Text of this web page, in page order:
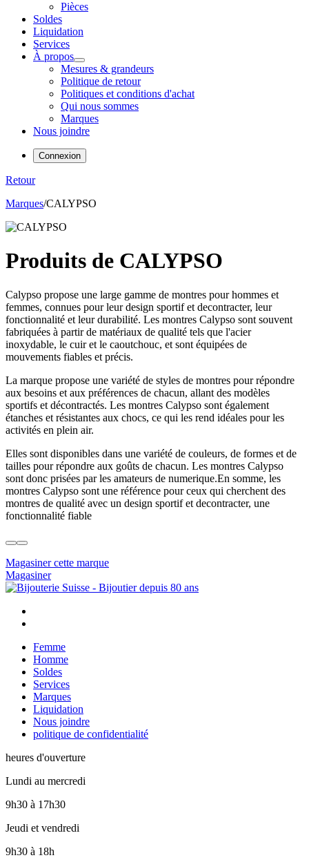
Pièces
Soldes
Liquidation
Services
À propos
Mesures & grandeurs
Politique de retour
Politiques et conditions d'achat
Qui nous sommes
Marques
Nous joindre
Connexion
Retour
Marques/CALYPSO
Produits de CALYPSO
Calypso propose une large gamme de montres pour hommes et
femmes, connues pour leur design sportif et decontracter, leur
fonctionnalité et leur durabilité. Les montres Calypso sont souvent
fabriquées à partir de matériaux de qualité tels que l'acier
inoxydable, le cuir et le caoutchouc, et sont équipées de
mouvements fiables et précis.
La marque propose une variété de styles de montres pour répondre
aux besoins et aux préférences de chacun, allant des modèles
sportifs et décontractés. Les montres Calypso sont également
étanches et résistantes aux chocs, ce qui les rend idéales pour les
activités en plein air.
Elles sont disponibles dans une variété de couleurs, de formes et de
tailles pour répondre aux goûts de chacun. Les montres Calypso
sont donc prisées par les amateurs de numerique.En somme, les
montres Calypso sont une référence pour ceux qui cherchent des
montres de qualité avec un design sportif et decontracter, une
fonctionnalité fiable
Magasiner cette marque
Magasiner
Femme
Homme
Soldes
Services
Marques
Liquidation
Nous joindre
politique de confidentialité
heures d'ouverture
Lundi au mercredi
9h30 à 17h30
Jeudi et vendredi
9h30 à 18h